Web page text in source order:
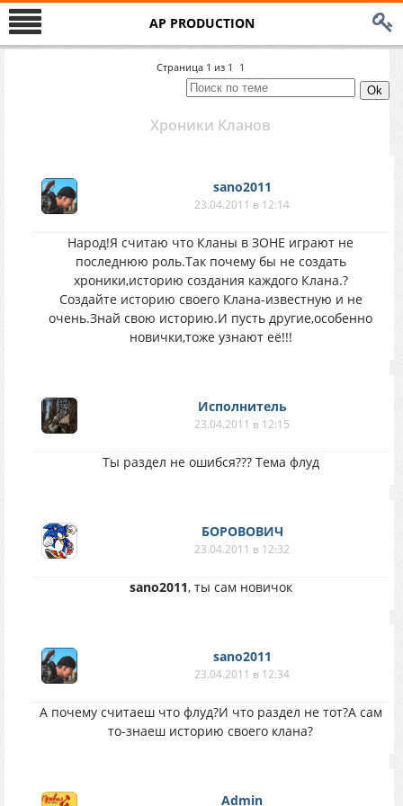
AP PRODUCTION
Страница 1 из 1 1
Хроники Кланов
sano2011
23.04.2011 в 12:14
Народ!Я считаю что Кланы в ЗОНЕ играют не
последнюю роль.Так почему бы не создать
хроники,историю создания каждого Клана.?
Создайте историю своего Клана-известную и не
очень.Знай свою историю.И пусть другие,особенно
новички,тоже узнают её!!!
Исполнитель
23.04.2011 в 12:15
Ты раздел не ошибся??? Тема флуд
БОРОВОВИЧ
23.04.2011 в 12:32
sano2011, ты сам новичок
sano2011
23.04.2011 в 12:34
А почему считаеш что флуд?И что раздел не тот?А сам
то-знаеш историю своего клана?
Аdmin